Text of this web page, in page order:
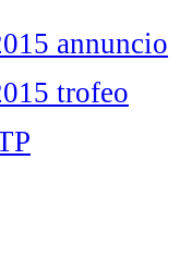
annuncio
trofeo